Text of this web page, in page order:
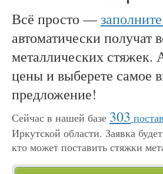
Всё просто —
автоматически получат
металлических стяжек.
цены и выберете самое
предложение!
Сейчас в нашей базе 303
Иркутской области. Заявка
кто может поставить стяжки